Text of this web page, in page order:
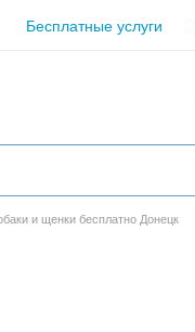
Бесплатные услуги
и щенки бесплатно Донецк